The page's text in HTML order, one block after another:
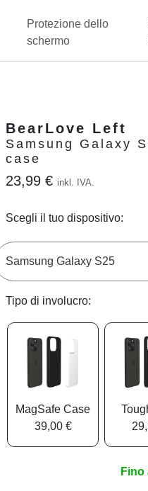
Protezione dello
schermo
BearLove Left
Samsung Galaxy
case
23,99 € inkl. IVA.
Scegli il tuo dispositivo:
Tipo di involucro:
MagSafe Case
39,00 €
Fino